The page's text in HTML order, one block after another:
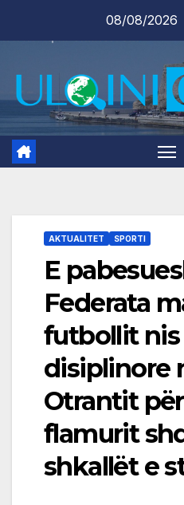
08/08/2026
AKTUALITET SPORTI
E
Federata
futbollit
disiplinore
Otrantit
flamurit
shkallët e